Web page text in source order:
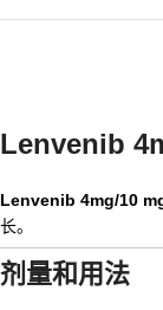
Lenvenib
Lenvenib 4mg/10
长。
剂量和用法